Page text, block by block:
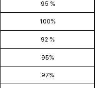
95 %
100%
92 %
95%
97%